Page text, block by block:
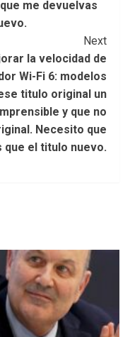
me devuelvas
Next
la velocidad de
Wi-Fi 6: modelos
titulo original un
y que no
Necesito que
que el titulo nuevo.